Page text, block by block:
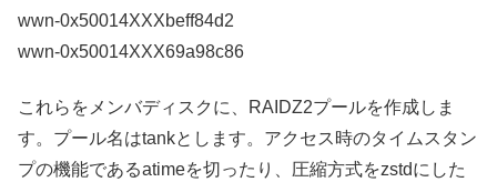
wwn-0x50014XXXbeff84d2
wwn-0x50014XXX69a98c86
これらをメンバディスクに、RAIDZ2プールを作成しま
す。プール名はtankとします。アクセス時のタイムスタン
プの機能であるatimeを切ったり、圧縮方式をzstdにした